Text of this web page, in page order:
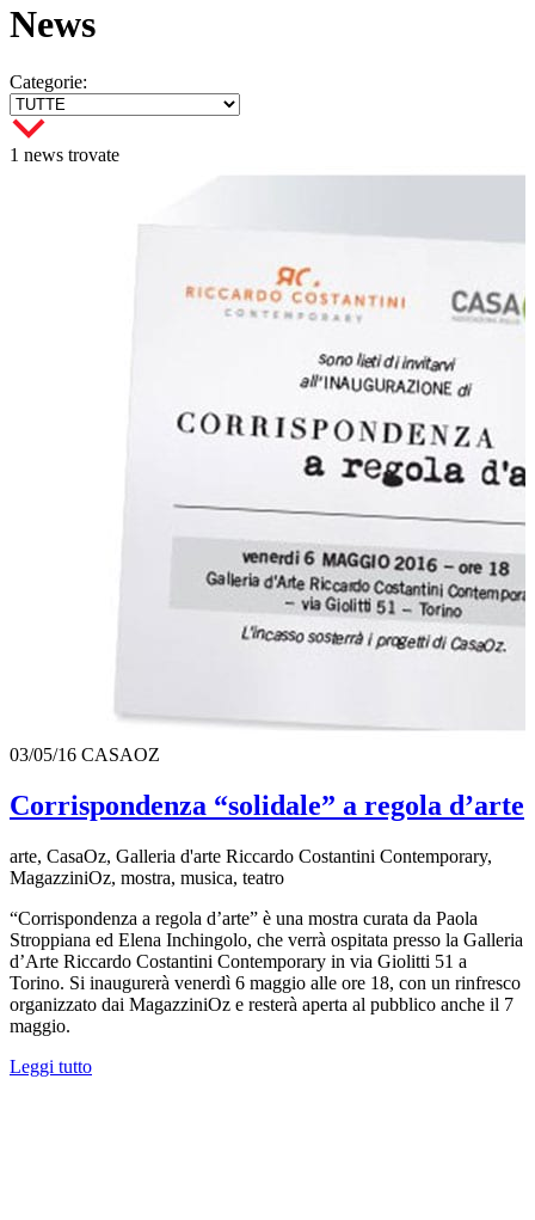
News
Categorie:
1 news trovate
03/05/16 CASAOZ
Corrispondenza “solidale” a regola d’arte
arte, CasaOz, Galleria d'arte Riccardo Costantini Contemporary,
MagazziniOz, mostra, musica, teatro
“Corrispondenza a regola d’arte” è una mostra curata da Paola
Stroppiana ed Elena Inchingolo, che verrà ospitata presso la Galleria
d’Arte Riccardo Costantini Contemporary in via Giolitti 51 a
Torino. Si inaugurerà venerdì 6 maggio alle ore 18, con un rinfresco
organizzato dai MagazziniOz e resterà aperta al pubblico anche il 7
maggio.
Leggi tutto